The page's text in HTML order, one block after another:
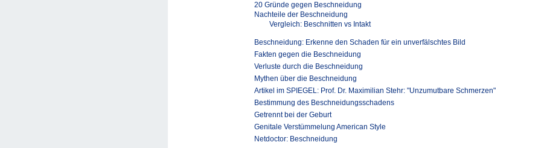
20 Gründe gegen Beschneidung
Nachteile der Beschneidung
Vergleich: Beschnitten vs Intakt
Beschneidung: Erkenne den Schaden für ein unverfälschtes Bild
Fakten gegen die Beschneidung
Verluste durch die Beschneidung
Mythen über die Beschneidung
Artikel im SPIEGEL: Prof. Dr. Maximilian Stehr: "Unzumutbare Schmerzen"
Bestimmung des Beschneidungsschadens
Getrennt bei der Geburt
Genitale Verstümmelung American Style
Netdoctor: Beschneidung